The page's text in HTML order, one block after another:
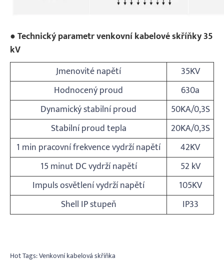
● Technický parametr venkovní kabelové skříňky 35
kV
Jmenovité napětí
35KV
Hodnocený proud
630a
Dynamický stabilní proud
50KA/0,3S
Stabilní proud tepla
20KA/0,3S
1 min pracovní frekvence vydrží napětí
42KV
15 minut DC vydrží napětí
52 kV
Impuls osvětlení vydrží napětí
105KV
Shell IP stupeň
IP33
Hot Tags: Venkovní kabelová skříňka